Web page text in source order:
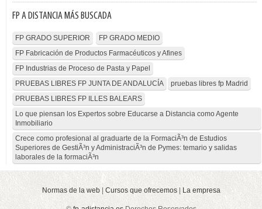
FP A DISTANCIA MÁS BUSCADA
FP GRADO SUPERIOR
FP GRADO MEDIO
FP Fabricación de Productos Farmacéuticos y Afines
FP Industrias de Proceso de Pasta y Papel
PRUEBAS LIBRES FP JUNTA DE ANDALUCÍA
pruebas libres fp Madrid
PRUEBAS LIBRES FP ILLES BALEARS
Lo que piensan los Expertos sobre Educarse a Distancia como Agente
Inmobiliario
Crece como profesional al graduarte de la FormaciÃ³n de Estudios
Superiores de GestiÃ³n y AdministraciÃ³n de Pymes: temario y salidas
laborales de la formaciÃ³n
Normas de la web| Cursos que ofrecemos| La empresa